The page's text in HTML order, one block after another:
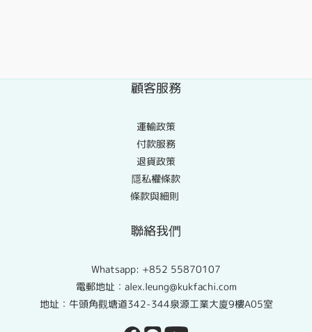
顧客服務
運輸政策
付款服務
退貨政策
隱私權條款
條款與細則
聯絡我們
Whatsapp: +852 55870107
電郵地址：alex.leung@kukfachi.com
地址：牛頭角觀塘道342-344泉源工業大廈9樓A05室